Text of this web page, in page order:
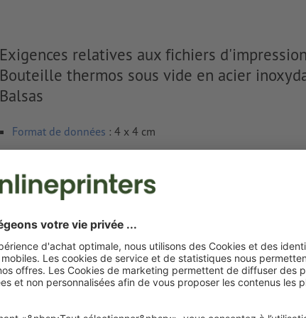
Exigences relatives aux fichiers d'impression
Bouteille thermos sous vide en acier
Balsas
Format de données : 4 x 4 cm
Ajoutez un champ couleur et attribuez
gravure laser.
dénomination du champ couleur : „Laser“
type de couleur : couleur à plat
valeur de couleur : à définir librement